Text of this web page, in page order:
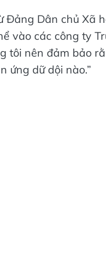
Đảng Dân chủ Xã
vào các công ty
tôi nên đảm bảo
ứng dữ dội nào.”